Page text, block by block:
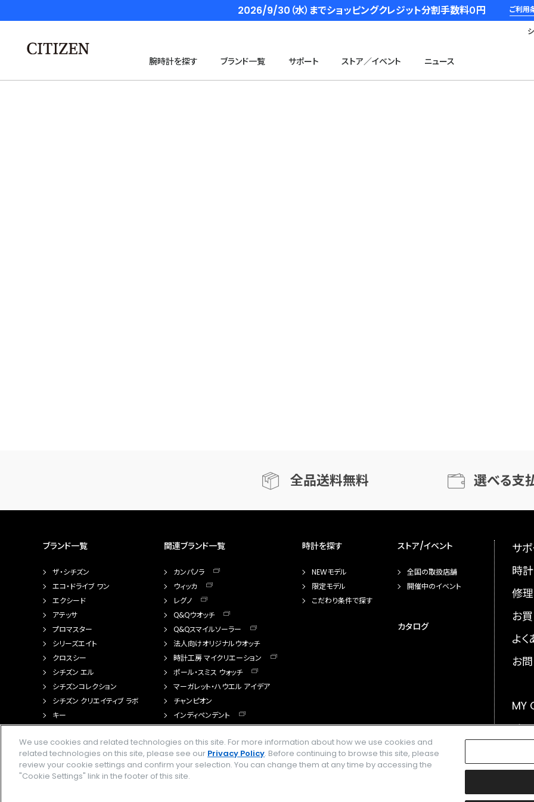
2026/9/30（水）までショッピングクレジット分割手数料０円 ご利用
腕時計を探す ブランド一覧 サポート ストア／イベント ニュース
全品送料無料 選べる支
ブランド一覧
ザ・シチズン
エコ・ドライブ ワン
エクシード
アテッサ
プロマスター
シリーズエイト
クロスシー
シチズン エル
シチズンコレクション
シチズン クリエイティブ ラボ
キー
関連ブランド一覧
カンパノラ
ウィッカ
レグノ
Q&Qウオッチ
Q&Qスマイルソーラー
法人向けオリジナルウオッチ
時計工房 マイクリエーション
ポール・スミス ウォッチ
マーガレット・ハウエル アイデア
チャンピオン
インディペンデント
時計を探す
NEWモデル
限定モデル
こだわり条件で探す
ストア/イベント
全国の取扱店舗
開催中のイベント
カタログ
サ
時
修理
お
よ
お
MY
メ
We use cookies and related technologies on this site. For more information about how we use cookies and
related technologies on this site, please see our Privacy Policy. Before continuing to browse this site, please
review your cookie settings and confirm your selection. You can change them at any time by accessing the
"Cookie Settings" link in the footer of this site.